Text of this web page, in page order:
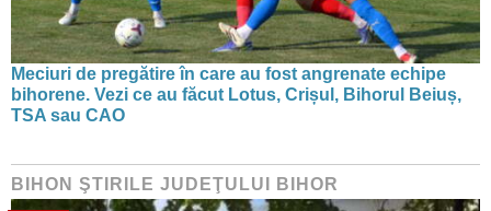
Meciuri de pregătire în care au fost angrenate echipe
bihorene. Vezi ce au făcut Lotus, Crișul, Bihorul Beiuș,
TSA sau CAO
BIHON ŞTIRILE JUDEŢULUI BIHOR